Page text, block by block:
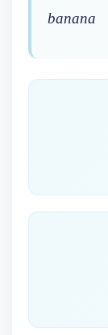
banana